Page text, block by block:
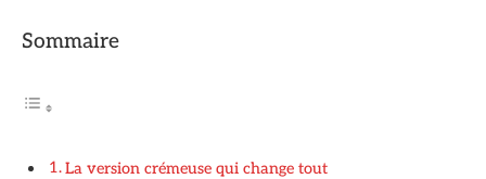
Sommaire
La version crémeuse qui change tout